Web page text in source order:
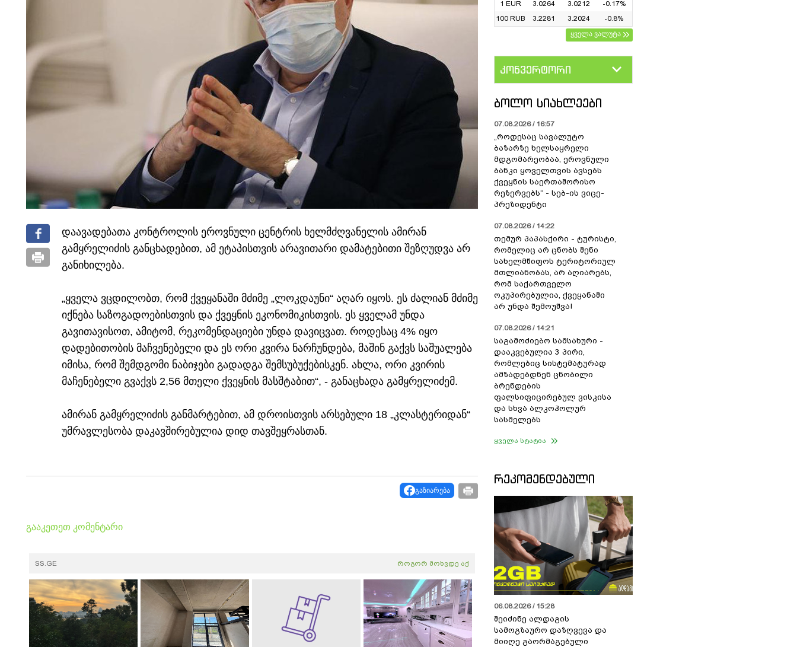
დაავადებათა კონტროლის ეროვნული ცენტრის ხელმძღვანელის ამირან
გამყრელიძის განცხადებით, ამ ეტაპისთვის არავითარი დამატებითი შეზღუდვა არ
განიხილება.
„ყველა ვცდილობთ, რომ ქვეყანაში მძიმე „ლოკდაუნი“ აღარ იყოს. ეს ძალიან მძიმე
იქნება საზოგადოებისთვის და ქვეყნის ეკონომიკისთვის. ეს ყველამ უნდა
გავითავისოთ, ამიტომ, რეკომენდაციები უნდა დავიცვათ. როდესაც 4% იყო
დადებითობის მაჩვენებელი და ეს ორი კვირა ნარჩუნდება, მაშინ გაქვს საშუალება
იმისა, რომ შემდგომი ნაბიჯები გადადგა შემსუბუქებისკენ. ახლა, ორი კვირის
მაჩენებელი გვაქვს 2,56 მთელი ქვეყნის მასშტაბით“, - განაცხადა გამყრელიძემ.
ამირან გამყრელიძის განმარტებით, ამ დროისთვის არსებული 18 „კლასტერიდან“
უმრავლესობა დაკავშირებულია დიდ თავშეყრასთან.
გაზიარება
გააკეთეთ კომენტარი
SS.GE როგორ მოხვდე აქ
1 EUR
3.0264 3.0212
-0.17%
100 RUB
3.2281 3.2024
-0.8%
ყველა ვალუტა
კონვერტორი
ᲑᲝᲚᲝ ᲡᲘᲐᲮᲚᲔᲔᲑᲘ
07.08.2026 / 16:57
„როდესაც სავალუტო
ბაზარზე ხელსაყრელი
მდგომარეობაა, ეროვნული
ბანკი ყოველთვის ავსებს
ქვეყნის საერთაშორისო
რეზერვებს“ - სებ-ის ვიცე-
პრეზიდენტი
07.08.2026 / 14:22
თემურ პაპასქირი - ტურისტი,
რომელიც არ ცნობს შენი
სახელმწიფოს ტერიტორიულ
მთლიანობას, არ აღიარებს,
რომ საქართველო
ოკუპირებულია, ქვეყანაში
არ უნდა შემოუშვა!
07.08.2026 / 14:21
საგამოძიებო სამსახური -
დააკვებულია 3 პირი,
რომლებიც სისტემატურად
ამზადებდნენ ცნობილი
ბრენდების
ფალსიფიცირებულ ვისკისა
და სხვა ალკოჰოლურ
სასმელებს
ყველა სტატია
ᲠᲔᲙᲝᲛᲔᲜᲓᲔᲑᲣᲚᲘ
06.08.2026 / 15:28
შეიძინე ალდაგის
სამოგზაურო დაზღვევა და
მიიღე გაორმაგებული